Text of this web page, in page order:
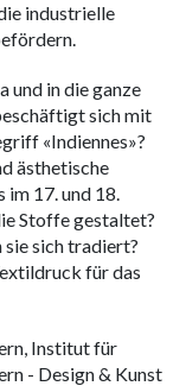
industrielle
und in die ganze
sich mit
«Indiennes»?
ästhetische
17. und 18.
Stoffe gestaltet?
sie sich tradiert?
für das
Institut für
- Design & Kunst